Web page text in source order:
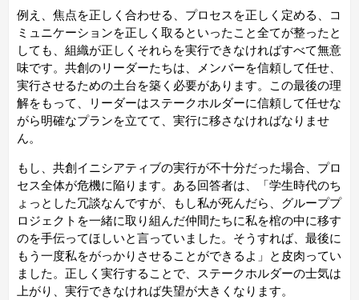
例え、焦点を正しく合わせる、プロセスを正しく定める、コ
ミュニケーションを正しく取るといったこと全てが整ったと
しても、組織が正しくそれらを実行できなければすべて無意
味です。共創のリーダーたちは、メンバーを信頼して任せ、
実行させるための土台を築く必要があります。この最後の理
解をもって、リーダーはステークホルダーに信頼して任せな
がら明確なプランを立てて、実行に移さなければなりませ
ん。
もし、共創イニシアティブの実行が不十分だった場合、プロ
セス全体が危機に陥ります。ある回答者は、「学生時代のち
ょっとした冗談なんですが、もし私が死んだら、グループプ
ロジェクトを一緒に取り組んだ仲間たちに私を棺の中に移す
のを手伝ってほしいと言っていました。そうすれば、最後に
もう一度私をがっかりさせることができるよ」と皮肉ってい
ました。正しく実行することで、ステークホルダーの士気は
上がり、実行できなければ失望が大きくなります。